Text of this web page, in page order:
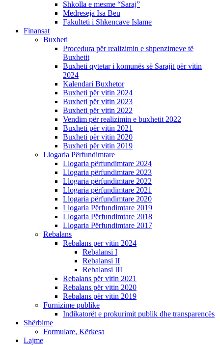
Shkolla e mesme “Saraj”
Medreseja Isa Beu
Fakulteti i Shkencave Islame
Finansat
Buxheti
Procedura për realizimin e shpenzimeve të
Buxhetit
Buxheti qytetar i komunës së Sarajit për vitin
2024
Kalendari Buxhetor
Buxheti për vitin 2024
Buxheti për vitin 2023
Buxheti për vitin 2022
Vendim për realizimin e buxhetit 2022
Buxheti për vitin 2021
Buxheti për vitin 2020
Buxheti për vitin 2019
Llogaria Përfundimtare
Llogaria përfundimtare 2024
Llogaria përfundimtare 2023
Llogaria përfundimtare 2022
Llogaria përfundimtare 2021
Llogaria përfundimtare 2020
Llogaria Përfundimtare 2019
Llogaria Përfundimtare 2018
Llogaria Përfundimtare 2017
Rebalans
Rebalans per vitin 2024
Rebalansi I
Rebalansi II
Rebalansi III
Rebalans për vitin 2021
Rebalans për vitin 2020
Rebalans për vitin 2019
Furnizime publike
Indikatorët e prokurimit publik dhe transparencës
Shërbime
Formulare, Kërkesa
Lajme